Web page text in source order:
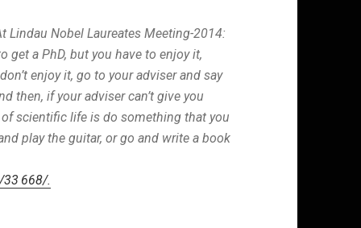
Lindau Nobel Laureates Meeting-2014:
get a PhD, but you have to enjoy it,
enjoy it, go to your adviser and say
then, if your adviser can’t give you
scientific life is do something that you
play the guitar, or go and write a book
668/.